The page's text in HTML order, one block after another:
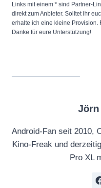
Links mit einem * sind Partner-
direkt zum Anbieter. Solltet ihr
erhalte ich eine kleine Provision.
Danke für eure Unterstützung!
Android-Fan seit 2010,
Kino-Freak und
Pro XL